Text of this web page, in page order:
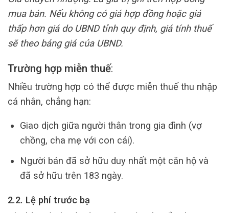
mua bán. Nếu không có giá hợp đồng hoặc giá
thấp hơn giá do UBND tỉnh quy định, giá tính thuế
sẽ theo bảng giá của UBND.
Trường hợp miễn thuế:
Nhiều trường hợp có thể được miễn thuế thu nhập
cá nhân, chẳng hạn:
Giao dịch giữa người thân trong gia đình (vợ
chồng, cha mẹ với con cái).
Người bán đã sở hữu duy nhất một căn hộ và
đã sở hữu trên 183 ngày.
2.2. Lệ phí trước bạ